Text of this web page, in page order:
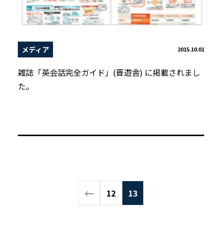
メディア 2015.10.01
雑誌「英会話完全ガイド」(晋遊舎) に掲載されまし
た。
12 13